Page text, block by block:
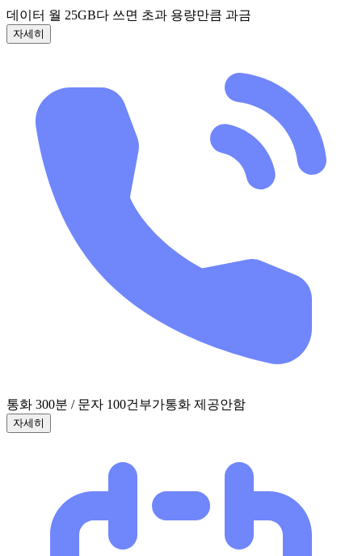
데이터 월 25GB다 쓰면 초과 용량만큼 과금
자세히
통화 300분 / 문자 100건 부가통화 제공안함
자세히